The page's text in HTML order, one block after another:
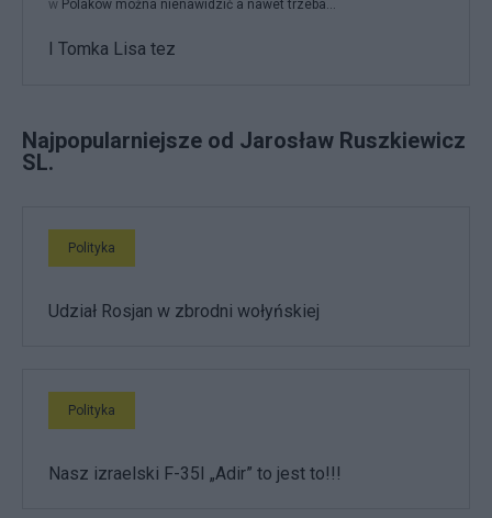
w Polaków można nienawidzić a nawet trzeba…
I Tomka Lisa tez
Najpopularniejsze od Jarosław Ruszkiewicz
SL.
Polityka
Udział Rosjan w zbrodni wołyńskiej
Polityka
Nasz izraelski F-35I „Adir” to jest to!!!